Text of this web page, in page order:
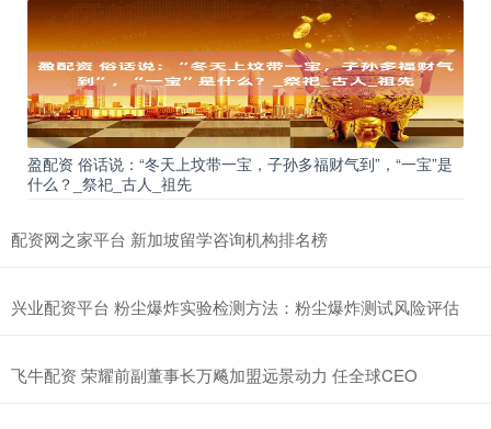
盈配资 俗话说：“冬天上坟带一宝，子孙多福财气到”，“一宝”是
什么？_祭祀_古人_祖先
配资网之家平台 新加坡留学咨询机构排名榜
兴业配资平台 粉尘爆炸实验检测方法：粉尘爆炸测试风险评估
飞牛配资 荣耀前副董事长万飚加盟远景动力 任全球CEO